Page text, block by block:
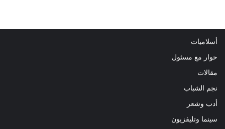
أسلاميات
حوار مع مسئول
مقالات
نجم الشباب
أدب وشعر
سينما وتليفزيون